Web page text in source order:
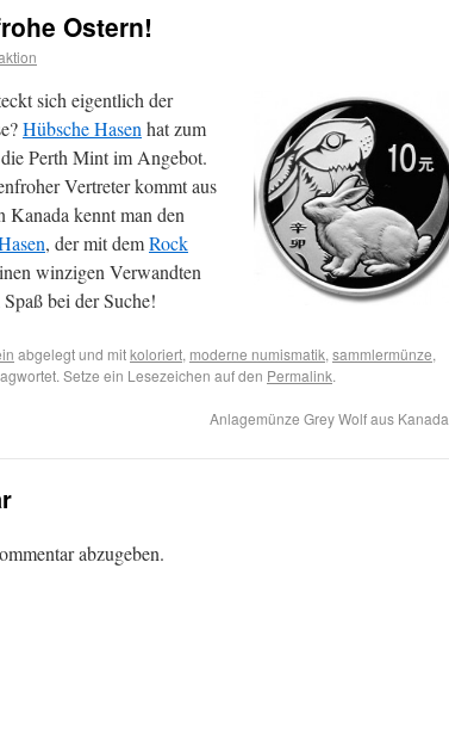
Ostern!
sich eigentlich der
Hübsche Hasen hat zum
Perth Mint im Angebot.
Vertreter kommt aus
Kanada kennt man den
, der mit demRock
winzigen Verwandten
bei der Suche!
abgelegt und mitkoloriert, moderne numismatik, sammlermünze,
Setze ein Lesezeichen auf den Permalink.
Anlagemünze Grey Wolf aus Kanada
abzugeben.